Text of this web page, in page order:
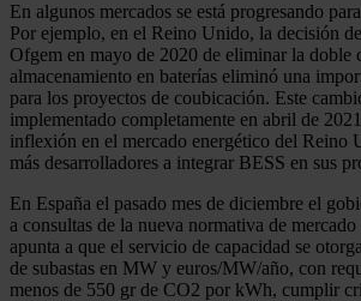
En algunos mercados se está progresando
Por ejemplo, en el Reino Unido, la decisión
Ofgem en mayo de 2020 de eliminar la doble
almacenamiento en baterías eliminó una
para los proyectos de coubicación. Este
implementado completamente en abril de
inflexión en el mercado energético del Reino
más desarrolladores a integrar BESS en sus
En España el pasado mes de diciembre el
a consultas de la nueva normativa de
apunta a que el servicio de capacidad se
de subastas en MW y euros/MW/año, con
menos de 550 gr de CO2 por kWh, cumplir